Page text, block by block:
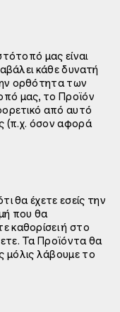
μας είναι
κάθε δυνατή
ορθότητα των
μας, το Προϊόν
από αυτό
(π.χ. όσον αφορά
θα έχετε εσείς την
που θα
καθορίσει ή στο
Τα Προϊόντα θα
μόλις λάβουμε το